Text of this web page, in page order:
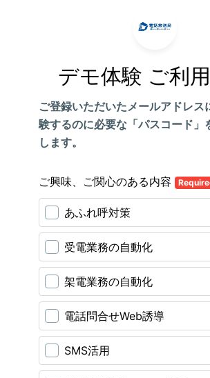
デモ体験 ご利
ご登録いただいたメールアドレス
験するのに必要な「パスコード」
します。
ご興味、ご関心のある内容
あふれ呼対策
受電業務の自動化
架電業務の自動化
電話問合せWeb誘導
SMS活用